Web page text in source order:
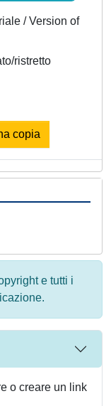
/ Version of
ristretto
copia
e tutti i
o creare un link